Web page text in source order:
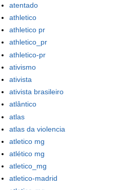
atentado
athletico
athletico pr
athletico_pr
athletico-pr
ativismo
ativista
ativista brasileiro
atlântico
atlas
atlas da violencia
atletico mg
atlético mg
atletico_mg
atletico-madrid